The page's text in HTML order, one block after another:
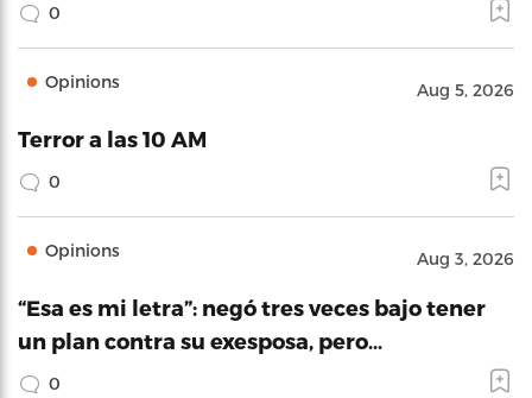
0
Opinions Aug 5, 2026
Terror a las 10 AM
0
Opinions Aug 3, 2026
“Esa es mi letra”: negó tres veces bajo tener
un plan contra su exesposa, pero…
0